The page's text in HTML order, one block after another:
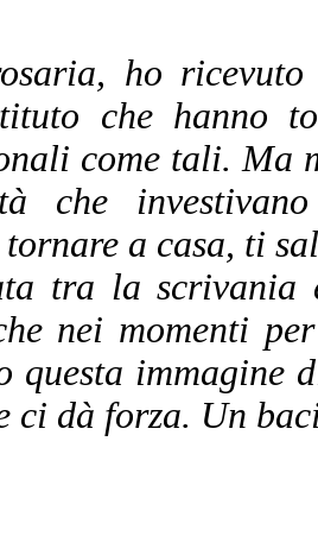
ho
che hanno
come tali. Ma
che
a casa, ti
tra la scrivania
nei momenti
questa immagine
ci dà forza. Un